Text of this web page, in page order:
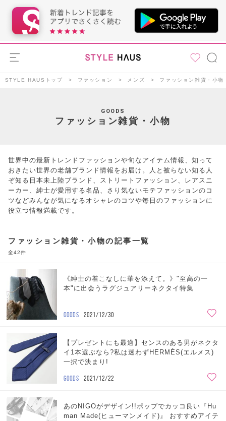
STYLE HAUSトップ ファッション メンズ ファッション雑貨・小物
GOODS
ファッション雑貨・小物
世界中の最新トレンドファッションや旬なアイテム情報、知って
おきたい世界の老舗ブランド情報をお届け。人と被らない知る人
ぞ知る日本未上陸ブランド、ストリートファッション、レアスニ
ーカー、紳士が愛用する名品、さり気ないモテファッションのコ
ツなどみんなが気になるオシャレのコツや毎日のファッションに
役立つ情報満載です。
ファッション雑貨・小物の記事一覧
全42件
《紳士の着こなしに華を添えて。》"至高の一
本"に出会うラグジュアリーネクタイ特集
GOODS 2021/12/30
【プレゼントにも最適】センスのある男がネクタ
イ1本選ぶなら?私は迷わずHERMÈS(エルメス)
一択で決まり!
GOODS 2021/12/22
あのNIGOがデザイン!!ポップでカッコ良い『Hu
man Made(ヒューマンメイド)』 おすすめアイテ